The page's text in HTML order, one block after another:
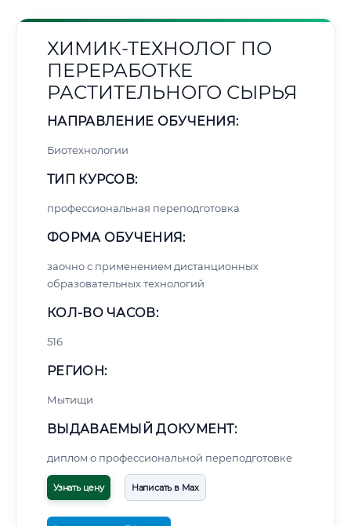
ХИМИК-ТЕХНОЛОГ ПО
ПЕРЕРАБОТКЕ
РАСТИТЕЛЬНОГО СЫРЬЯ
НАПРАВЛЕНИЕ ОБУЧЕНИЯ:
Биотехнологии
ТИП КУРСОВ:
профессиональная переподготовка
ФОРМА ОБУЧЕНИЯ:
заочно с применением дистанционных
образовательных технологий
КОЛ-ВО ЧАСОВ:
516
РЕГИОН:
Мытищи
ВЫДАВАЕМЫЙ ДОКУМЕНТ:
диплом о профессиональной переподготовке
Узнать цену Написать в Max